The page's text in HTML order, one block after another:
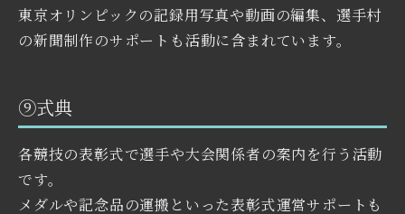
東京オリンピックの記録用写真や動画の編集、選手村
の新聞制作のサポートも活動に含まれています。
⑨式典
各競技の表彰式で選手や大会関係者の案内を行う活動
です。
メダルや記念品の運搬といった表彰式運営サポートも